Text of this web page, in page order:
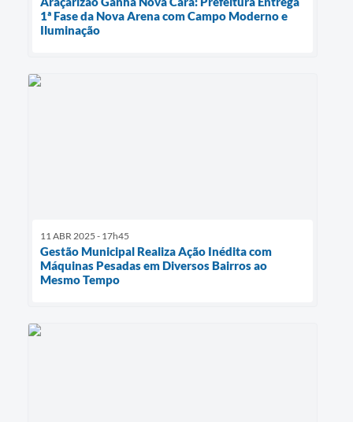
1ª Fase da Nova Arena com Campo Moderno e
Iluminação
11 ABR 2025 - 17h45
Gestão Municipal Realiza Ação Inédita com
Máquinas Pesadas em Diversos Bairros ao
Mesmo Tempo